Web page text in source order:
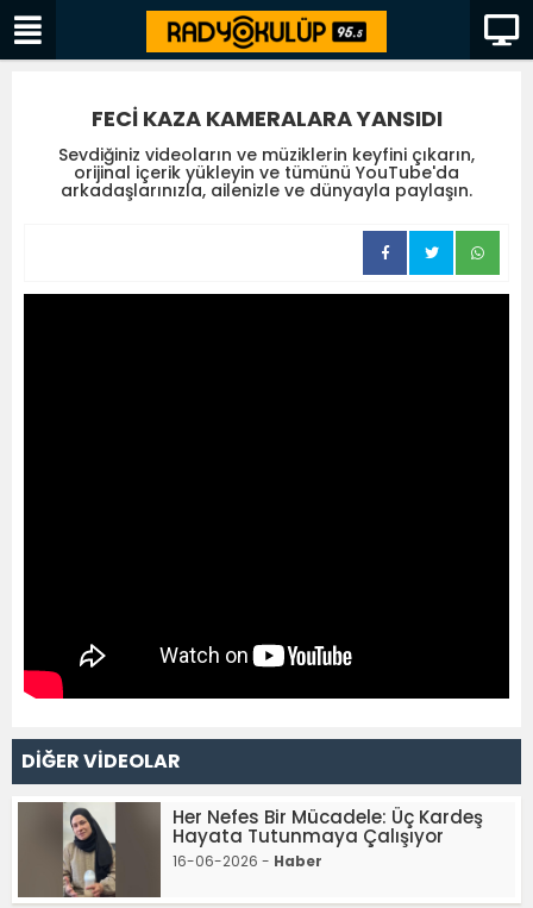
FECİ KAZA KAMERALARA YANSIDI
Sevdiğiniz videoların ve müziklerin keyfini çıkarın,
orijinal içerik yükleyin ve tümünü YouTube'da
arkadaşlarınızla, ailenizle ve dünyayla paylaşın.
DİĞER VİDEOLAR
Her Nefes Bir Mücadele: Üç Kardeş
Hayata Tutunmaya Çalışıyor
16-06-2026 - Haber